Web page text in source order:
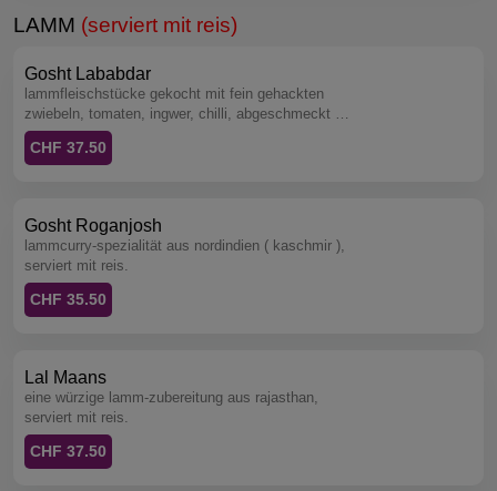
LAMM (serviert mit reis)
Gosht Lababdar
lammfleischstücke gekocht mit fein gehackten
zwiebeln, tomaten, ingwer, chilli, abgeschmeckt mit
einem hauch honig und rahm, serviert mit reis.
CHF 37.50
Gosht Roganjosh
lammcurry-spezialität aus nordindien ( kaschmir ),
serviert mit reis.
CHF 35.50
Lal Maans
eine würzige lamm-zubereitung aus rajasthan,
serviert mit reis.
CHF 37.50